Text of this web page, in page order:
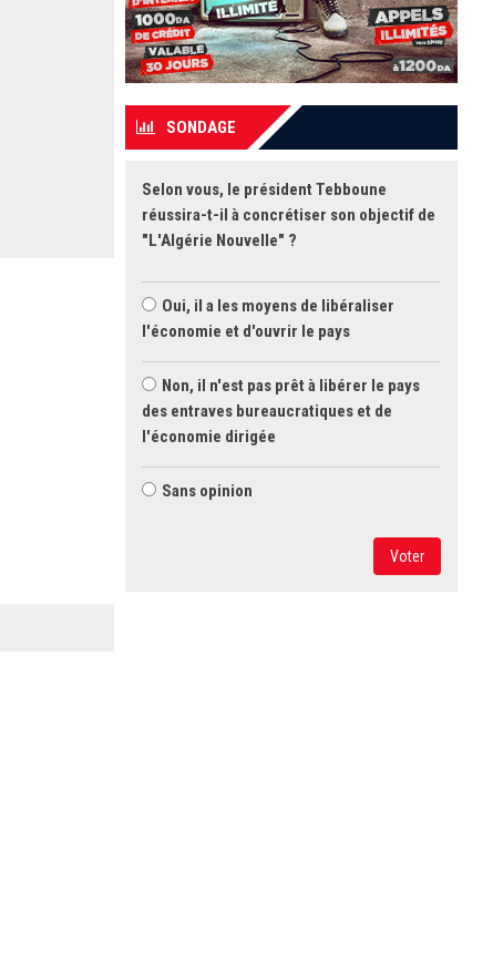
SONDAGE
Selon vous, le président Tebboune
réussira-t-il à concrétiser son objectif de
"L'Algérie Nouvelle" ?
Oui, il a les moyens de libéraliser
l'économie et d'ouvrir le pays
Non, il n'est pas prêt à libérer le pays
des entraves bureaucratiques et de
l'économie dirigée
Sans opinion
Voter